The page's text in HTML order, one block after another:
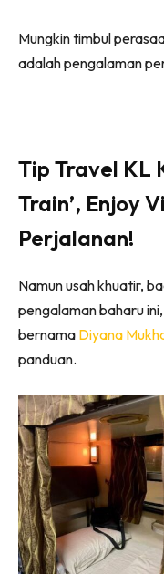
Mungkin timbul
adalah pengalaman
Tip Travel KL
Train’, Enjoy
Perjalanan!
Namun usah khuatir,
pengalaman baharu
bernama Diyana
panduan.